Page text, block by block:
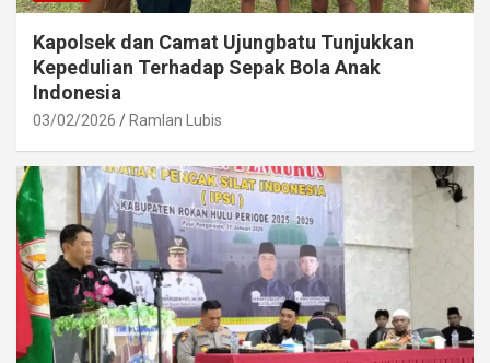
Kapolsek dan Camat Ujungbatu Tunjukkan
Kepedulian Terhadap Sepak Bola Anak
Indonesia
03/02/2026 Ramlan Lubis